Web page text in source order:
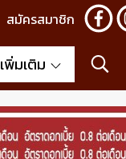
สมัครสมาชิก
เพิ่มเติม